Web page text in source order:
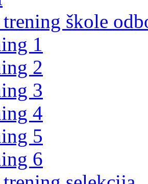
škole
1
2
3
4
5
6